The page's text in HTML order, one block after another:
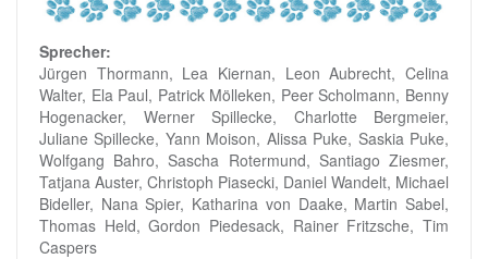
Sprecher:
Jürgen Thormann, Lea Kiernan, Leon Aubrecht, Celina
Walter, Ela Paul, Patrick Mölleken, Peer Scholmann, Benny
Hogenacker, Werner Spillecke, Charlotte Bergmeier,
Juliane Spillecke, Yann Moison, Alissa Puke, Saskia Puke,
Wolfgang Bahro, Sascha Rotermund, Santiago Ziesmer,
Tatjana Auster, Christoph Piasecki, Daniel Wandelt, Michael
Bideller, Nana Spier, Katharina von Daake, Martin Sabel,
Thomas Held, Gordon Piedesack, Rainer Fritzsche, Tim
Caspers